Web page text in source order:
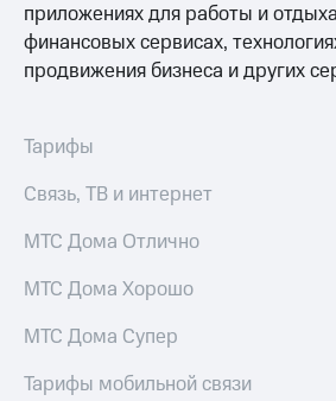
приложениях для работы и
финансовых сервисах,
продвижения бизнеса и других
Тарифы
Связь, ТВ и интернет
МТС Дома Отлично
МТС Дома Хорошо
МТС Дома Супер
Тарифы мобильной связи